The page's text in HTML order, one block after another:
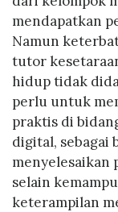
mendapatkan
Namun
tutor
hidup tidak
perlu untuk
praktis di
digital, sebagai
menyelesaikan
selain
keterampilan